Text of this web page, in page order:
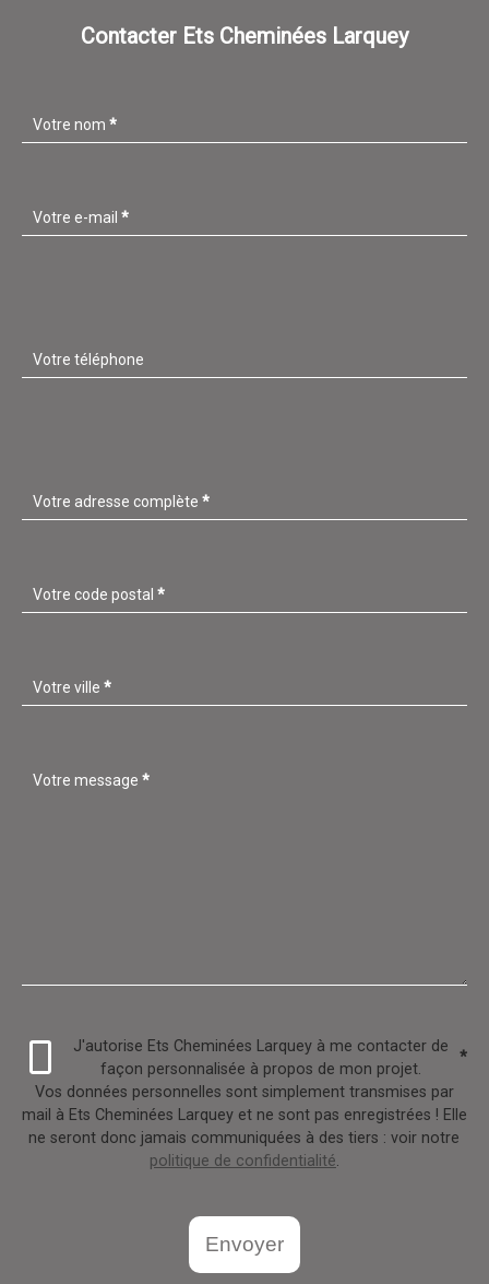
Contacter Ets Cheminées Larquey
Votre nom *
Votre e-mail *
Votre téléphone
Votre adresse complète *
Votre code postal *
Votre ville *
Votre message *
J'autorise Ets Cheminées Larquey à me contacter de
façon personnalisée à propos de mon projet.
*
Vos données personnelles sont simplement transmises par
mail à Ets Cheminées Larquey et ne sont pas enregistrées ! Elle
ne seront donc jamais communiquées à des tiers : voir notre
politique de confidentialité.
Envoyer